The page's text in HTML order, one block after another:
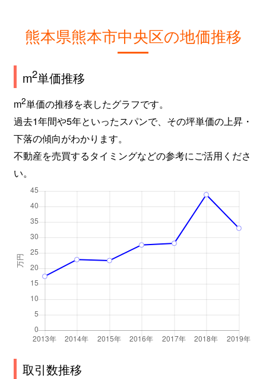
熊本県熊本市中央区の地価推移
m2単価推移
m2単価の推移を表したグラフです。
過去1年間や5年といったスパンで、その坪単価の上昇・
下落の傾向がわかります。
不動産を売買するタイミングなどの参考にご活用くださ
い。
取引数推移